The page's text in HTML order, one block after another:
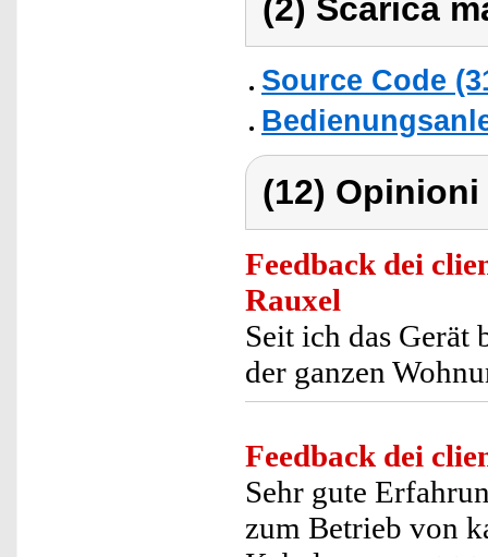
(2) Scarica
Source Code
(12)
Feedback dei
Rauxel
Seit ich das Gerät
der ganzen
Feedback dei
Sehr gute
zum Betrieb von